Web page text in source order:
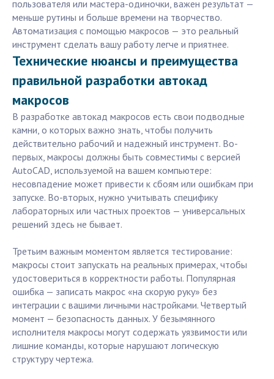
пользователя или мастера-одиночки, важен результат —
меньше рутины и больше времени на творчество.
Автоматизация с помощью макросов — это реальный
инструмент сделать вашу работу легче и приятнее.
Технические нюансы и преимущества
правильной разработки автокад
макросов
В разработке автокад макросов есть свои подводные
камни, о которых важно знать, чтобы получить
действительно рабочий и надежный инструмент. Во-
первых, макросы должны быть совместимы с версией
AutoCAD, используемой на вашем компьютере:
несовпадение может привести к сбоям или ошибкам при
запуске. Во-вторых, нужно учитывать специфику
лабораторных или частных проектов — универсальных
решений здесь не бывает.
Третьим важным моментом является тестирование:
макросы стоит запускать на реальных примерах, чтобы
удостовериться в корректности работы. Популярная
ошибка — записать макрос «на скорую руку» без
интеграции с вашими личными настройками. Четвертый
момент — безопасность данных. У безымянного
исполнителя макросы могут содержать уязвимости или
лишние команды, которые нарушают логическую
структуру чертежа.